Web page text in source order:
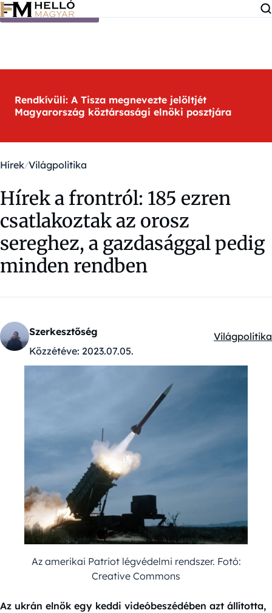
Ugrás a tartalomra
Rendkívüli: A Tisza megnevezte jelöltjét
Magyarország köztársasági elnöki posztjára
Hírek Világpolitika
Hírek a frontról: 185 ezren
csatlakoztak az orosz
sereghez, a gazdasággal pedig
minden rendben
Szerkesztőség
Közzétéve: 2023.07.05.
Kategóriák:
Világpolitika
Az amerikai Patriot légvédelmi rendszer. Fotó:
Creative Commons
Az ukrán elnök egy keddi videóbeszédében azt állította,